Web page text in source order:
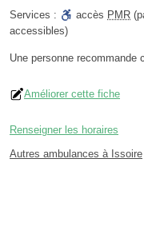
Services : accès PMR
accessibles)
Une personne recommande
Améliorer cette fiche
Renseigner les horaires
Autres ambulances à Issoire